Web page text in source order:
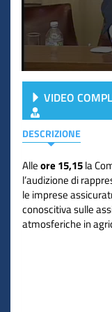
VIDEO
DESCRIZIONE
Alleore 15,15la
l’audizione di
le imprese
conoscitiva sulle
atmosferiche in